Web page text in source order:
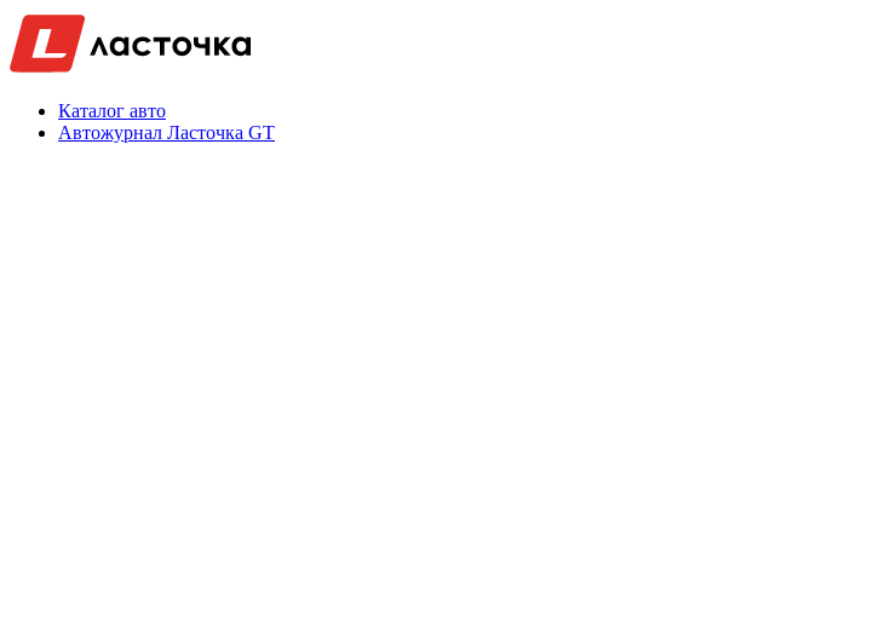
Каталог авто
Автожурнал Ласточка GT